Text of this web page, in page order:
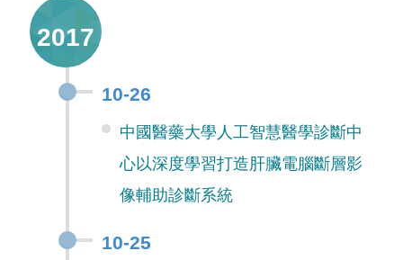
2017
10-26
中國醫藥大學人工智慧醫學診斷中
心以深度學習打造肝臟電腦斷層影
像輔助診斷系統
10-25